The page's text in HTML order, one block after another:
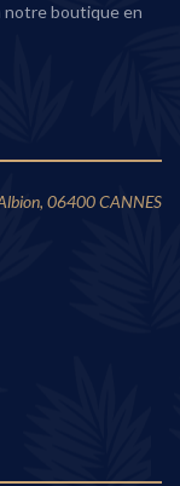
notre boutique en
06400 CANNES